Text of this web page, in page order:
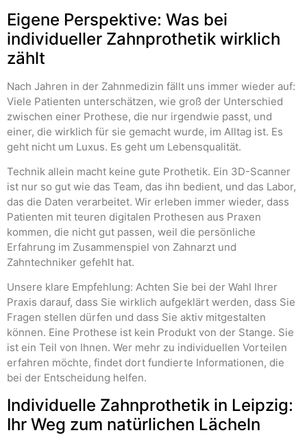
Eigene Perspektive: Was bei
individueller Zahnprothetik wirklich
zählt
Nach Jahren in der Zahnmedizin fällt uns immer wieder auf:
Viele Patienten unterschätzen, wie groß der Unterschied
zwischen einer Prothese, die nur irgendwie passt, und
einer, die wirklich für sie gemacht wurde, im Alltag ist. Es
geht nicht um Luxus. Es geht um Lebensqualität.
Technik allein macht keine gute Prothetik. Ein 3D-Scanner
ist nur so gut wie das Team, das ihn bedient, und das Labor,
das die Daten verarbeitet. Wir erleben immer wieder, dass
Patienten mit teuren digitalen Prothesen aus Praxen
kommen, die nicht gut passen, weil die persönliche
Erfahrung im Zusammenspiel von Zahnarzt und
Zahntechniker gefehlt hat.
Unsere klare Empfehlung: Achten Sie bei der Wahl Ihrer
Praxis darauf, dass Sie wirklich aufgeklärt werden, dass Sie
Fragen stellen dürfen und dass Sie aktiv mitgestalten
können. Eine Prothese ist kein Produkt von der Stange. Sie
ist ein Teil von Ihnen. Wer mehr zu individuellen Vorteilen
erfahren möchte, findet dort fundierte Informationen, die
bei der Entscheidung helfen.
Individuelle Zahnprothetik in Leipzig:
Ihr Weg zum natürlichen Lächeln